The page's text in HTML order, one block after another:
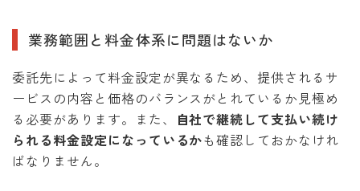
業務範囲と料金体系に問題はないか
委託先によって料金設定が異なるため、提供されるサ
ービスの内容と価格のバランスがとれているか見極め
る必要があります。また、
自社で継続して支払い続け
られる料金設定になっているかも確認しておかなけれ
ばなりません。